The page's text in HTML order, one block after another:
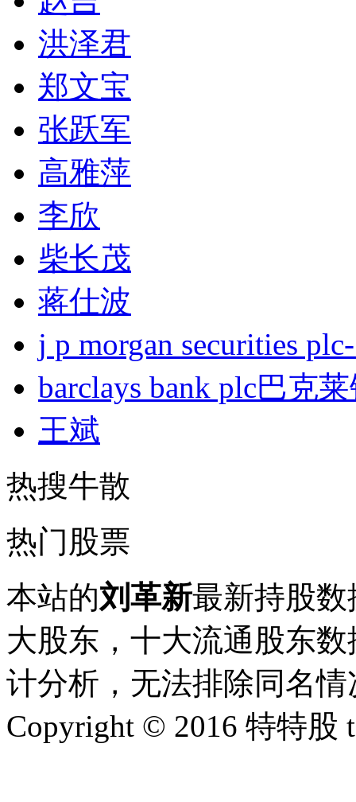
洪泽君
郑文宝
张跃军
高雅萍
李欣
柴长茂
蒋仕波
j p morgan securities
barclays bank plc巴克
王斌
热搜牛散
热门股票
本站的刘革新最新持股
大股东，十大流通股东
计分析，无法排除同名情
Copyright © 2016 特特股